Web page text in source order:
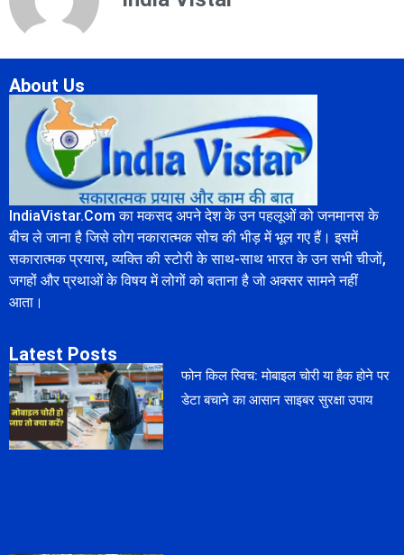
About Us
IndiaVistar.Com का मकसद अपने देश के उन पहलूओं को जनमानस के
बीच ले जाना है जिसे लोग नकारात्मक सोच की भीड़ में भूल गए हैं। इसमें
सकारात्मक प्रयास, व्यक्ति की स्टोरी के साथ-साथ भारत के उन सभी चीजों,
जगहों और प्रथाओं के विषय में लोगों को बताना है जो अक्सर सामने नहीं
आता।
Latest Posts
फोन किल स्विच: मोबाइल चोरी या हैक होने पर
डेटा बचाने का आसान साइबर सुरक्षा उपाय